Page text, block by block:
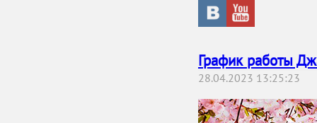
График работы
28.04.2023 13:25:23